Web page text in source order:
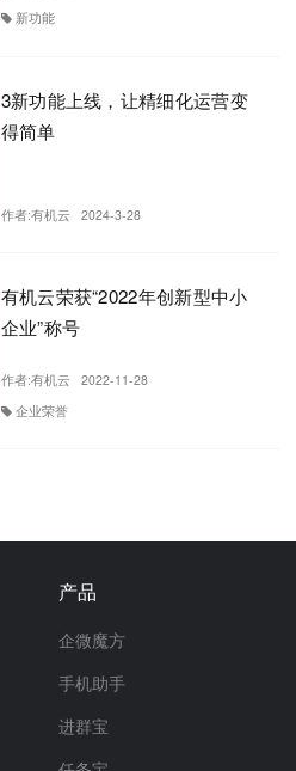
新功能
3新功能上线，让精细化运营变
得简单
作者:有机云 2024-3-28
有机云荣获“2022年创新型中小
企业”称号
作者:有机云
2022-11-28
企业荣誉
产品
企微魔方
手机助手
进群宝